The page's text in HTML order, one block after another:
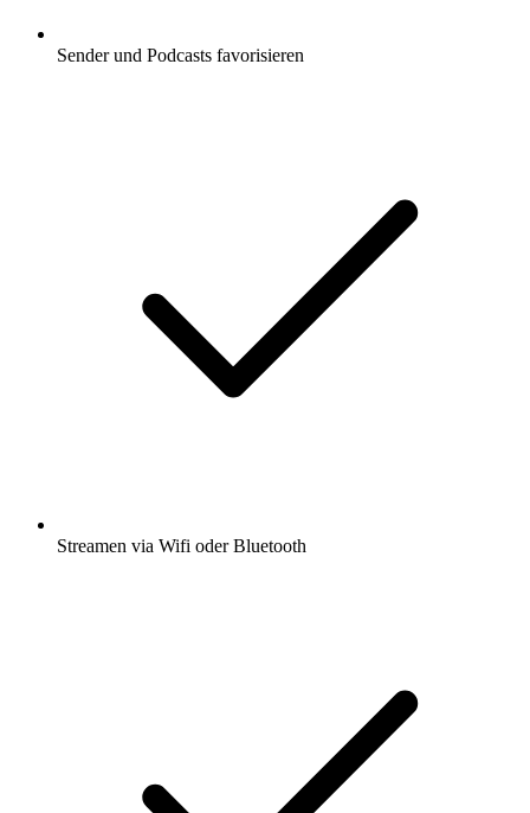
Sender und Podcasts favorisieren
Streamen via Wifi oder Bluetooth